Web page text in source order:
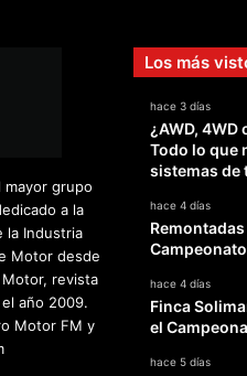
mayor grupo
a la
la Industria
Motor desde
Motor, revista
año 2009.
Motor FM y
Los más
hace 3 días
¿AWD, 4WD
Todo lo que
sistemas de
hace 4 días
hace 4 días
Finca
el
hace 5 días